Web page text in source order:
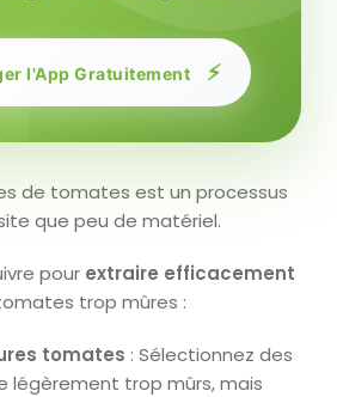
l'App Gratuitement ⚡
de tomates est un processus
que peu de matériel.
pour extraire efficacement
trop mûres :
tomates : Sélectionnez des
légèrement trop mûrs, mais